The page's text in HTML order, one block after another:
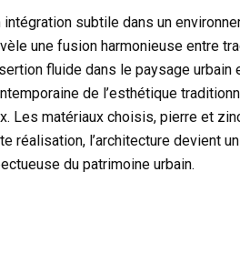
subtile dans un
une fusion harmonieuse entre
fluide dans le paysage urbain
de l’esthétique
Les matériaux choisis, pierre et
réalisation, l’architecture devient
du patrimoine urbain.